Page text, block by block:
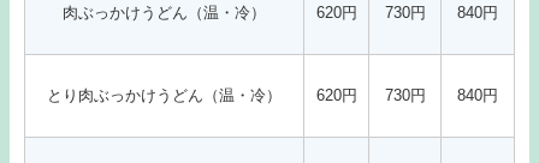
肉ぶっかけうどん（温・冷） 620円 730円 840円
とり肉ぶっかけうどん（温・冷） 620円 730円 840円